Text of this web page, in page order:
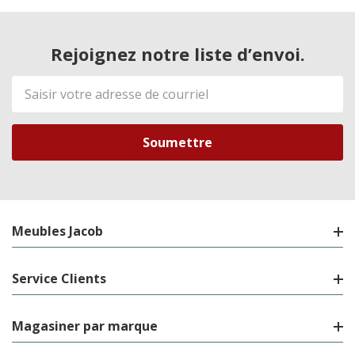
Rejoignez notre liste d’envoi.
Adresse
de
courriel
Meubles Jacob
Service Clients
Magasiner par marque